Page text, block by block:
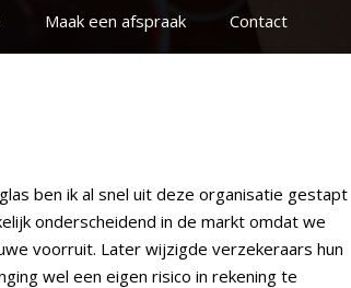
Maak een afspraak Contact
ben ik al snel uit deze organisatie gestapt
onderscheidend in de markt omdat we
voorruit. Later wijzigde verzekeraars hun
wel een eigen risico in rekening te